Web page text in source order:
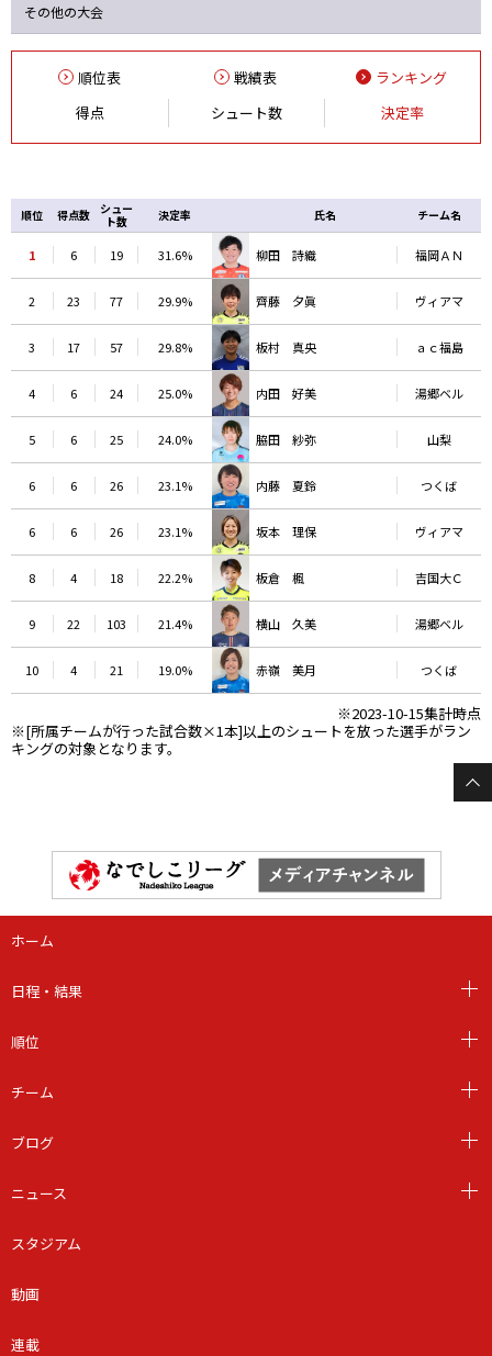
その他の大会
順位表 戦績表
ランキング
得点
シュート数 決定率
順位 得点数
シュー
ト数
決定率 氏名 チーム名
1 6 19 31.6% 柳田 詩織 福岡ＡＮ
2 23 77 29.9% 齊藤 夕眞 ヴィアマ
3 17 57 29.8% 板村 真央 ａｃ福島
4 6 24 25.0% 内田 好美 湯郷ベル
5 6 25 24.0% 脇田 紗弥 山梨
6 6 26 23.1% 内藤 夏鈴 つくば
6 6 26 23.1% 坂本 理保 ヴィアマ
8 4 18 22.2% 板倉 楓 吉国大Ｃ
9 22 103 21.4% 横山 久美 湯郷ベル
10 4 21 19.0% 赤嶺 美月 つくば
※2023-10-15集計時点
※[所属チームが行った試合数×1本]以上のシュートを放った選手がラン
キングの対象となります。
ホーム
日程・結果
順位
チーム
ブログ
ニュース
スタジアム
動画
連載